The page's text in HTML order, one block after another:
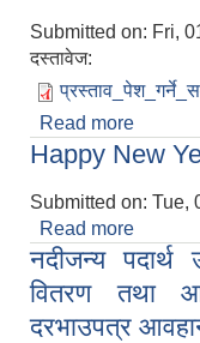
Submitted on: Fri,
दस्तावेज:
Read more
Happy New
Submitted on: Tue,
Read more
नदीजन्य पदार्थ
वितरण तथा
दरभाउपत्र